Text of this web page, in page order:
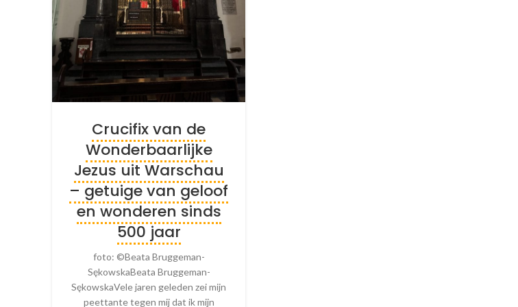
Crucifix van de
Wonderbaarlijke
Jezus uit Warschau
– getuige van geloof
en wonderen sinds
500 jaar
foto: ©Beata Bruggeman-
SękowskaBeata Bruggeman-
SękowskaVele jaren geleden zei mijn
peettante tegen mij dat ik mijn